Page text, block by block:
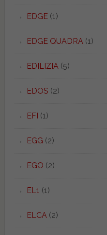
EDGE(1)
EDGE QUADRA(1)
EDILIZIA(5)
EDOS (2)
EFI (1)
EGG (2)
EGO (2)
EL1 (1)
ELCA(2)